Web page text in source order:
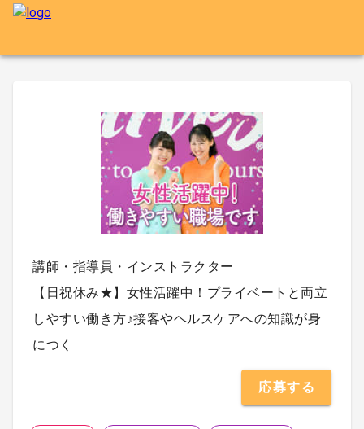
講師・指導員・インストラクター
【日祝休み★】女性活躍中！プライベートと両立
しやすい働き方♪接客やヘルスケアへの知識が身
につく
応募する